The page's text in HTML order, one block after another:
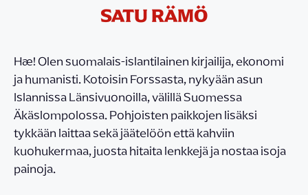
SATU RÄMÖ
Hæ! Olen suomalais-islantilainen kirjailija, ekonomi
ja humanisti. Kotoisin Forssasta, nykyään asun
Islannissa Länsivuonoilla, välillä Suomessa
Äkäslompolossa. Pohjoisten paikkojen lisäksi
tykkään laittaa sekä jäätelöön että kahviin
kuohukermaa, juosta hitaita lenkkejä ja nostaa isoja
painoja.